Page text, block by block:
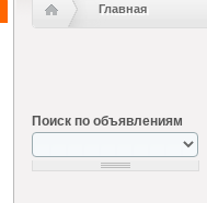
Главная
Поиск по объявлениям